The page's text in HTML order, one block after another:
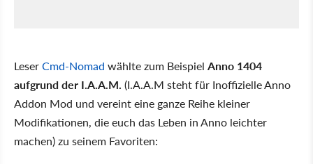
LeserCmd-Nomad wählte zum Beispiel Anno 1404
aufgrund der I.A.A.M. (I.A.A.M steht für Inoffizielle Anno
Addon Mod und vereint eine ganze Reihe kleiner
Modifikationen, die euch das Leben in Anno leichter
machen) zu seinem Favoriten: